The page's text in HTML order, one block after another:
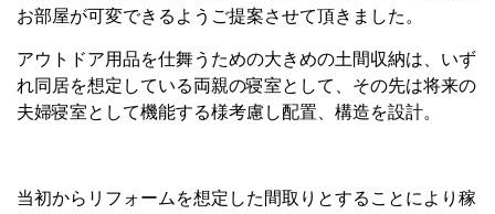
お部屋が可変できるようご提案させて頂きました。
アウトドア用品を仕舞うための大きめの土間収納は、いず
れ同居を想定している両親の寝室として、その先は将来の
夫婦寝室として機能する様考慮し配置、構造を設計。
当初からリフォームを想定した間取りとすることにより稼